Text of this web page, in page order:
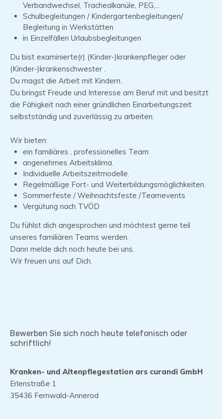
Verbandwechsel, Trachealkanüle, PEG,...
Schulbegleitungen / Kindergartenbegleitungen/
Begleitung in Werkstätten
in Einzelfällen Urlaubsbegleitungen
Du bist examinierte(r) (Kinder-)krankenpfleger oder
(Kinder-)krankenschwester .
Du magst die Arbeit mit Kindern.
Du bringst Freude und Interesse am Beruf mit und besitzt
die Fähigkeit nach einer gründlichen Einarbeitungszeit
selbstständig und zuverlässig zu arbeiten.
Wir bieten:
ein familiäres , professionelles Team
angenehmes Arbeitsklima.
Individuelle Arbeitszeitmodelle.
Regelmäßige Fort- und Weiterbildungsmöglichkeiten.
Sommerfeste / Weihnachtsfeste /Teamevents
Vergütung nach TVÖD
Du fühlst dich angesprochen und möchtest gerne teil
unseres familiären Teams werden.
Dann melde dich noch heute bei uns.
Wir freuen uns auf Dich.
Bewerben Sie sich noch heute telefonisch oder
schriftlich!
Kranken- und Altenpflegestation ars curandi GmbH
Erlenstraße 1
35436 Fernwald-Annerod